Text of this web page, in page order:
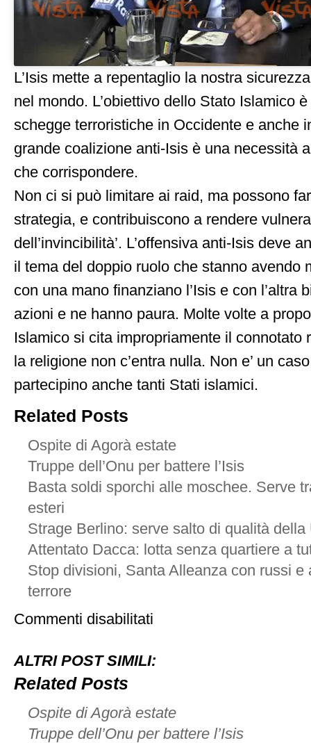
L’Isis mette a repentaglio la nostra
nel mondo. L’obiettivo dello Stato Islamico
schegge terroristiche in Occidente e anche
grande coalizione anti-Isis è una necessità
che corrispondere.
Non ci si può limitare ai raid, ma possono
strategia, e contribuiscono a rendere
dell’invincibilità’. L’offensiva anti-Isis deve
il tema del doppio ruolo che stanno avendo
con una mano finanziano l’Isis e con l’altra
azioni e ne hanno paura. Molte volte a
Islamico si cita impropriamente il connotato
la religione non c’entra nulla. Non e’ un
partecipino anche tanti Stati islamici.
Related Posts
Ospite di Agorà estate
Truppe dell’Onu per battere l’Isis
Basta soldi sporchi alle moschee. Serve
esteri
Strage Berlino: serve salto di qualità
Attentato Dacca: lotta senza quartiere a
Stop divisioni, Santa Alleanza con russi e
terrore
Commenti disabilitati
esportare
Occidente
ALTRI POST SIMILI:
Related Posts
Ospite di Agorà estate
Truppe dell’Onu per battere l’Isis